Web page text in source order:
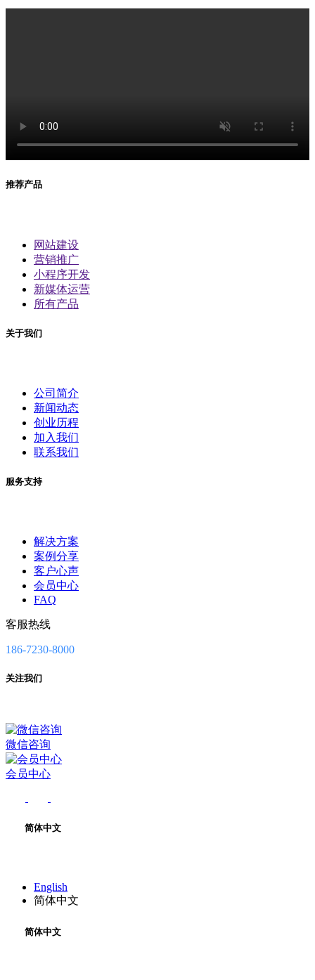
推荐产品
网站建设
营销推广
小程序开发
新媒体运营
所有产品
关于我们
公司简介
新闻动态
创业历程
加入我们
联系我们
服务支持
解决方案
案例分享
客户心声
会员中心
FAQ
客服热线
186-7230-8000
关注我们
微信咨询
会员中心
简体中文
English
简体中文
简体中文